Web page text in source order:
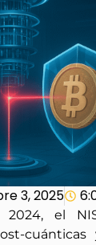
3, 2025
el